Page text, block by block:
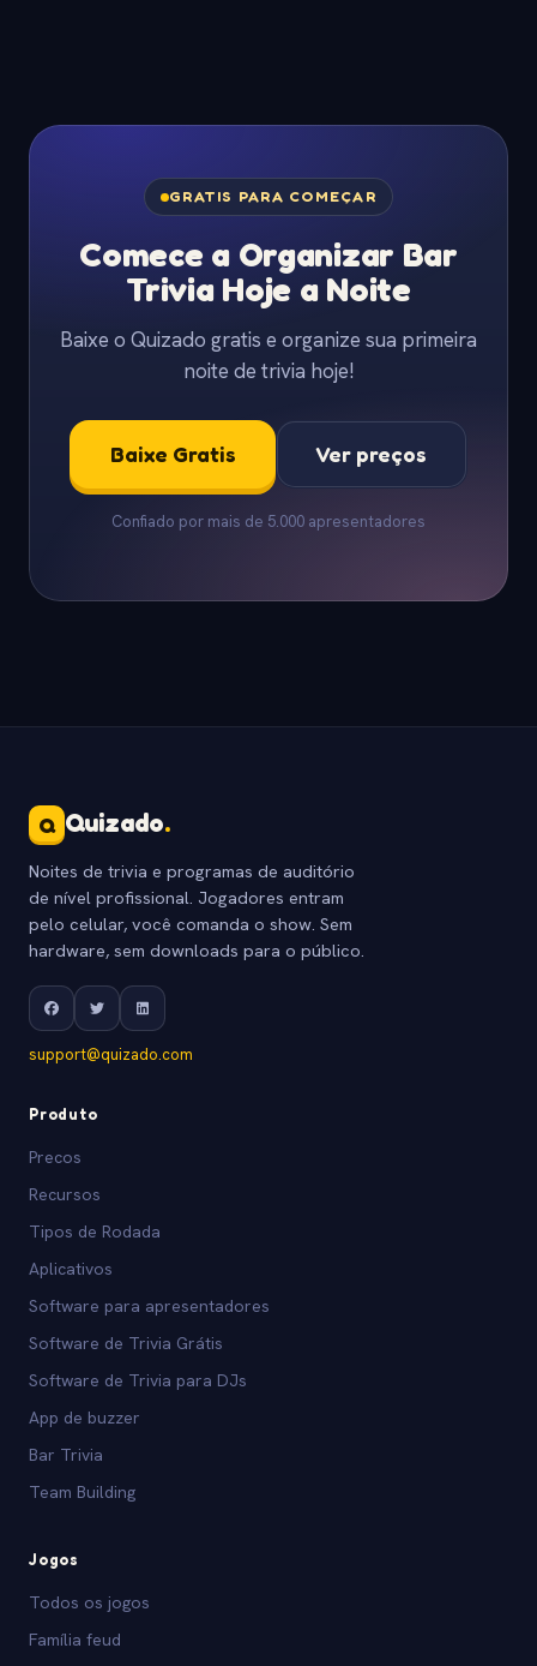
GRATIS PARA COMEÇAR
Comece a Organizar Bar
Trivia Hoje a Noite
Baixe o Quizado gratis e organize sua primeira
noite de trivia hoje!
Baixe Gratis Ver preços
Confiado por mais de 5.000 apresentadores
Q Quizado.
Noites de trivia e programas de auditório
de nível profissional. Jogadores entram
pelo celular, você comanda o show. Sem
hardware, sem downloads para o público.
support@quizado.com
Produto
Precos
Recursos
Tipos de Rodada
Aplicativos
Software para apresentadores
Software de Trivia Grátis
Software de Trivia para DJs
App de buzzer
Bar Trivia
Team Building
Jogos
Todos os jogos
Família feud